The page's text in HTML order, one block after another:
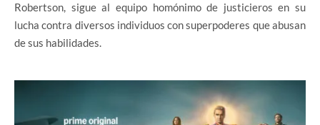
Robertson, sigue al equipo homónimo de justicieros en su
lucha contra diversos individuos con superpoderes que abusan
de sus habilidades.